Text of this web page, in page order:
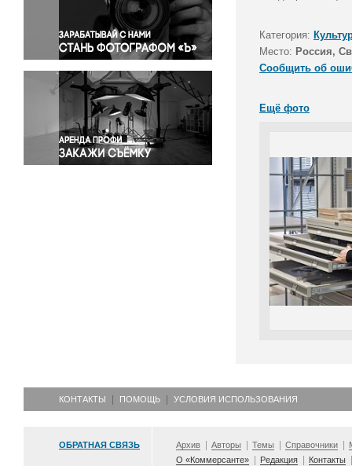
Правосудие
Происшествия и конфликты
Религия
Светская жизнь
Спорт
Экология
Экономика и бизнес
Категория:
Место: Россия,
Сообщить об
Ещё фото
КОНТАКТЫ ПОМОЩЬ УСЛОВИЯ ИСПОЛЬЗОВАНИЯ
ОБРАТНАЯ СВЯЗЬ Архив Авторы Темы Справочники
О «Коммерсанте»
Редакция Контакты